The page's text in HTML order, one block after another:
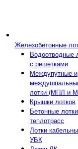
Железобетонные
Водоотводные
с решетками
Междупутные и
лотки (МПЛ и
Крышки лотков
Бетонные
теплотрасс
Лотки
УБК